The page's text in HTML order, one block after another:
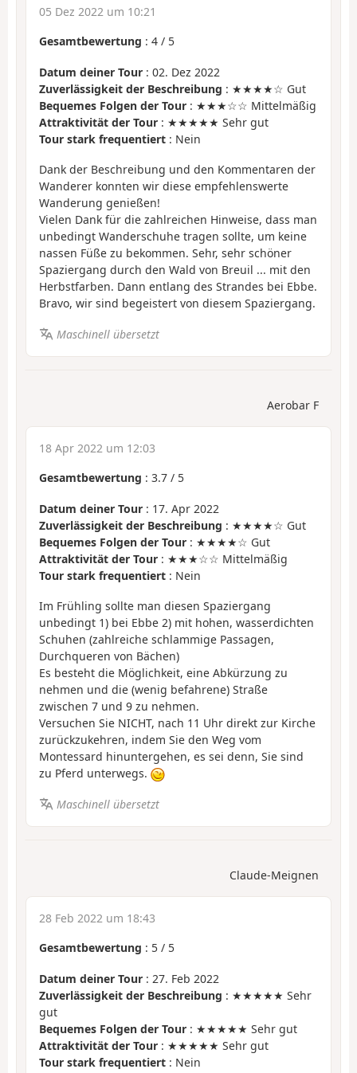
05 Dez 2022 um 10:21
Gesamtbewertung : 4 / 5
Datum deiner Tour : 02. Dez 2022
Zuverlässigkeit der Beschreibung : ★★★★☆ Gut
Bequemes Folgen der Tour : ★★★☆☆ Mittelmäßig
Attraktivität der Tour : ★★★★★ Sehr gut
Tour stark frequentiert : Nein
Dank der Beschreibung und den Kommentaren der
Wanderer konnten wir diese empfehlenswerte
Wanderung genießen!
Vielen Dank für die zahlreichen Hinweise, dass man
unbedingt Wanderschuhe tragen sollte, um keine
nassen Füße zu bekommen. Sehr, sehr schöner
Spaziergang durch den Wald von Breuil ... mit den
Herbstfarben. Dann entlang des Strandes bei Ebbe.
Bravo, wir sind begeistert von diesem Spaziergang.
Maschinell übersetzt
Aerobar F
18 Apr 2022 um 12:03
Gesamtbewertung : 3.7 / 5
Datum deiner Tour : 17. Apr 2022
Zuverlässigkeit der Beschreibung : ★★★★☆ Gut
Bequemes Folgen der Tour : ★★★★☆ Gut
Attraktivität der Tour : ★★★☆☆ Mittelmäßig
Tour stark frequentiert : Nein
Im Frühling sollte man diesen Spaziergang
unbedingt 1) bei Ebbe 2) mit hohen, wasserdichten
Schuhen (zahlreiche schlammige Passagen,
Durchqueren von Bächen)
Es besteht die Möglichkeit, eine Abkürzung zu
nehmen und die (wenig befahrene) Straße
zwischen 7 und 9 zu nehmen.
Versuchen Sie NICHT, nach 11 Uhr direkt zur Kirche
zurückzukehren, indem Sie den Weg vom
Montessard hinuntergehen, es sei denn, Sie sind
zu Pferd unterwegs.
Maschinell übersetzt
Claude-Meignen
28 Feb 2022 um 18:43
Gesamtbewertung : 5 / 5
Datum deiner Tour : 27. Feb 2022
Zuverlässigkeit der Beschreibung : ★★★★★ Sehr
gut
Bequemes Folgen der Tour : ★★★★★ Sehr gut
Attraktivität der Tour : ★★★★★ Sehr gut
Tour stark frequentiert : Nein